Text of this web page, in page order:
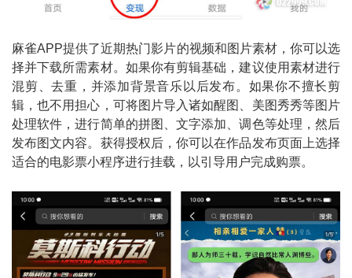
麻雀APP提供了近期热门影片的视频和图片素材，你可以选
择并下载所需素材。如果你有剪辑基础，建议使用素材进行
混剪、去重，并添加背景音乐以后发布。如果你不擅长剪
辑，也不用担心，可将图片导入诸如醒图、美图秀秀等图片
处理软件，进行简单的拼图、文字添加、调色等处理，然后
发布图文内容。获得授权后，你可以在作品发布页面上选择
适合的电影票小程序进行挂载，以引导用户完成购票。